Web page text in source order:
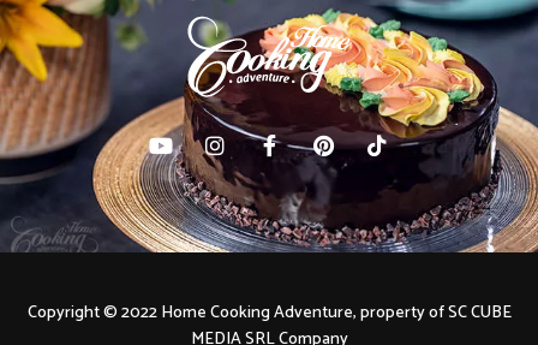
Copyright © 2022 Home Cooking Adventure, property of SC CUBE